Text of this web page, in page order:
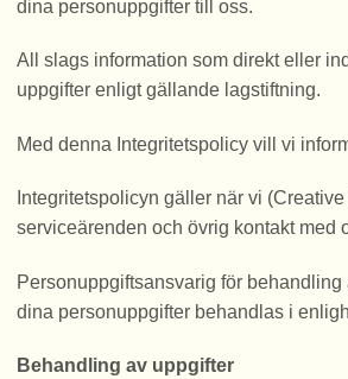
dina personuppgifter till oss.
All slags information som direkt eller
uppgifter enligt gällande lagstiftning.
Med denna Integritetspolicy vill vi
Integritetspolicyn gäller när vi
serviceärenden och övrig kontakt med
Personuppgiftsansvarig för
dina personuppgifter behandlas i
Behandling av uppgifter